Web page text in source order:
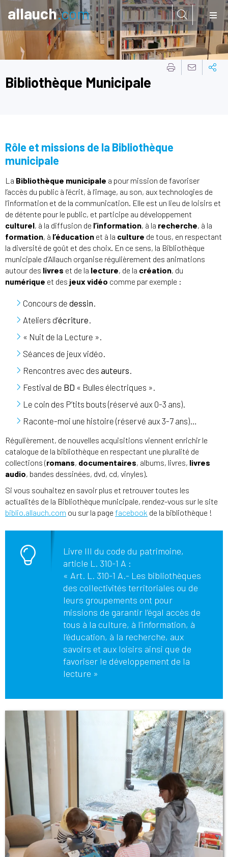
Aller à:
allauch.com
Bibliothèque Municipale
Rôle et missions de la Bibliothèque
municipale
La Bibliothèque municipale a pour mission de favoriser
l’accès du public à l’écrit, à l’image, au son, aux technologies de
l’information et de la communication. Elle est un lieu de loisirs et
de détente pour le public, et participe au développement
culturel, à la diffusion de l’information, à la recherche, à la
formation, à l’éducation et à la culture de tous, en respectant
la diversité de goût et des choix. En ce sens, la Bibliothèque
municipale d’Allauch organise régulièrement des animations
autour des livres et de la lecture, de la création, du
numérique et des jeux vidéo comme par exemple :
Concours de dessin
Ateliers d’écriture
« Nuit de la Lecture ».
Séances de jeux vidéo.
Rencontres avec des auteurs
Festival de BD « Bulles électriques ».
Le coin des P’tits bouts (réservé aux 0-3 ans).
Raconte-moi une histoire (réservé aux 3-7 ans)…
Régulièrement, de nouvelles acquisitions viennent enrichir le
catalogue de la bibliothèque en respectant une pluralité de
collections (romans, documentaires, albums, livres, livres
audio, bandes dessinées, dvd, cd, vinyles).
Si vous souhaitez en savoir plus et retrouver toutes les
actualités de la Bibliothèque municipale, rendez-vous sur le site
biblio.allauch.com ou sur la page facebook de la bibliothèque !
Livre III du code du patrimoine,
article L. 310-1 A :
« Art. L. 310-1 A.- Les bibliothèques
des collectivités territoriales ou de
leurs groupements ont pour
missions de garantir l’égal accès de
tous à la culture, à l’information, à
l’éducation, à la recherche, aux
savoirs et aux loisirs ainsi que de
favoriser le développement de la
lecture »